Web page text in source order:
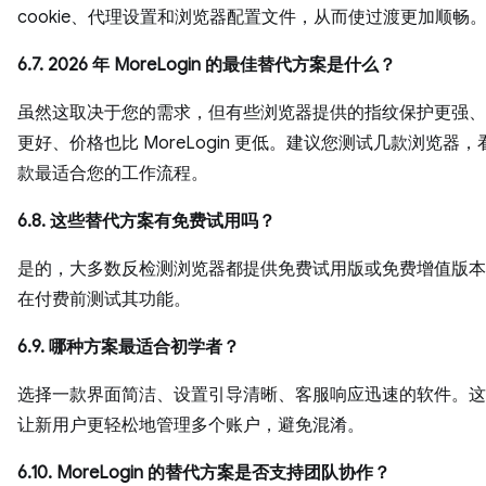
cookie、代理设置和浏览器配置文件，从而使过渡更加顺畅。
6.7. 2026 年 MoreLogin 的最佳替代方案是什么？
虽然这取决于您的需求，但有些浏览器提供的指纹保护更强
更好、价格也比 MoreLogin 更低。建议您测试几款浏览器，
款最适合您的工作流程。
6.8. 这些替代方案有免费试用吗？
是的，大多数反检测浏览器都提供免费试用版或免费增值版
在付费前测试其功能。
6.9. 哪种方案最适合初学者？
选择一款界面简洁、设置引导清晰、客服响应迅速的软件。
让新用户更轻松地管理多个账户，避免混淆。
6.10. MoreLogin 的替代方案是否支持团队协作？